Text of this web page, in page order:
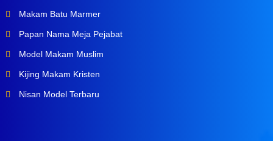
Makam Batu Marmer
Papan Nama Meja Pejabat
Model Makam Muslim
Kijing Makam Kristen
Nisan Model Terbaru